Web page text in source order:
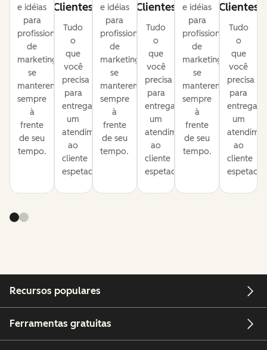
e idéias
para
profissionais
de
marketing
se
manterem
sempre
à
frente
de seu
tempo.
Clientes
Tudo
o
que
você
precisa
para
entregar
um
atendimento
ao
cliente
espetacular.
e idéias
para
profissionais
de
marketing
se
manterem
sempre
à
frente
de seu
tempo.
Clientes
Tudo
o
que
você
precisa
para
entregar
um
atendimento
ao
cliente
espetacular.
e idéias
para
profissionais
de
marketing
se
manterem
sempre
à
frente
de seu
tempo.
Clientes
Tudo
o
que
você
precisa
para
entregar
um
ao
cliente
Recursos populares
Ferramentas gratuitas